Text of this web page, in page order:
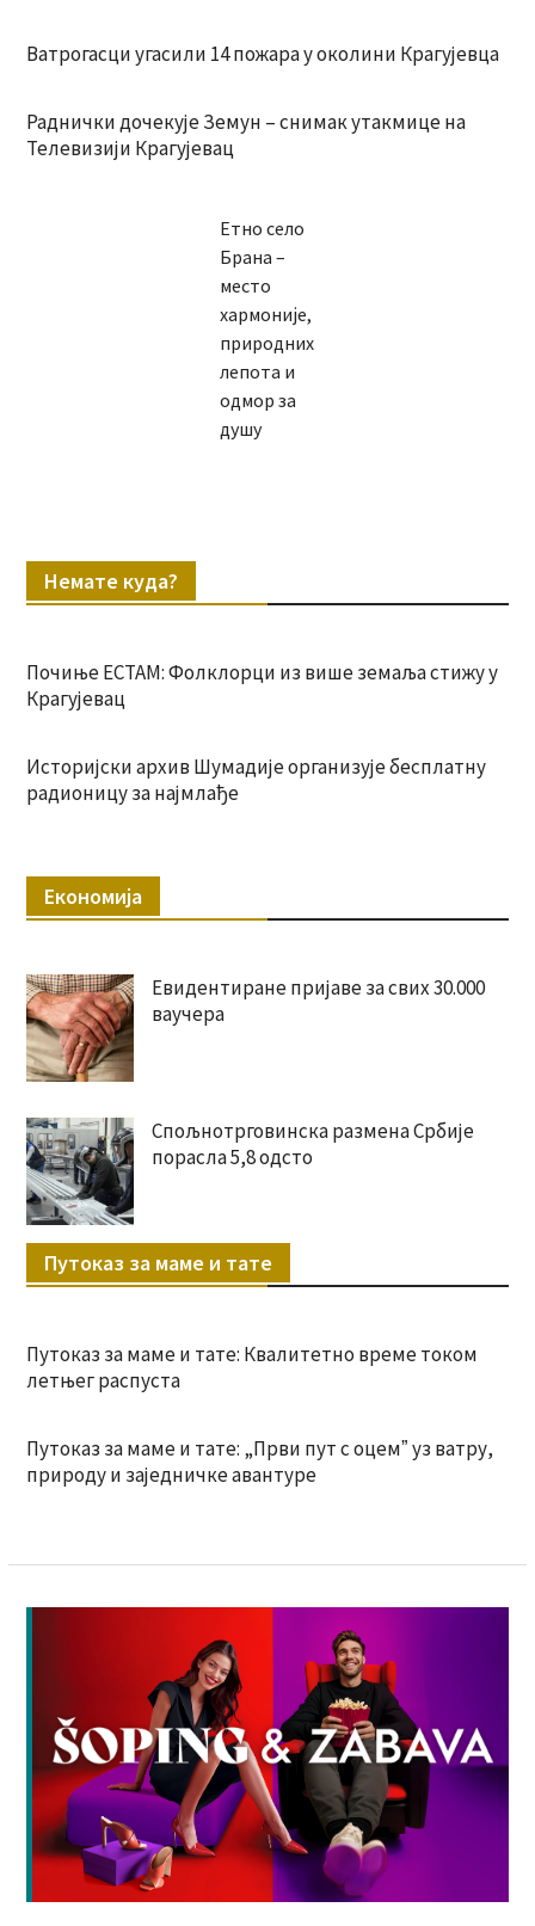
Ватрогасци угасили 14 пожара у околини Крагујевца
Раднички дочекује Земун – снимак утакмице на
Телевизији Крагујевац
Етно село
Брана –
место
хармоније,
природних
лепота и
одмор за
душу
Немате куда?
Почиње ЕСТАМ: Фолклорци из више земаља стижу у
Крагујевац
Историјски архив Шумадије организује бесплатну
радионицу за најмлађе
Економија
Евидентиране пријаве за свих 30.000
ваучера
Спољнотрговинска размена Србије
порасла 5,8 одсто
Путоказ за маме и тате
Путоказ за маме и тате: Квалитетно време током
летњег распуста
Путоказ за маме и тате: „Први пут с оцемˮ уз ватру,
природу и заједничке авантуре